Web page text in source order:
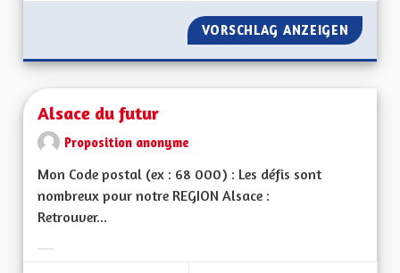
VORSCHLAG ANZEIGEN
Alsace du futur
Proposition anonyme
Mon Code postal (ex : 68 000) : Les défis sont
nombreux pour notre REGION Alsace :
Retrouver...